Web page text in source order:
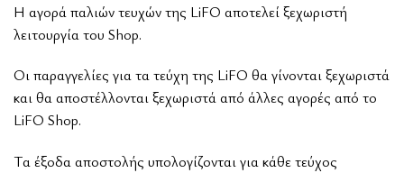
Η αγορά παλιών τευχών της LiFO αποτελεί ξεχωριστή
λειτουργία του Shop.
Οι παραγγελίες για τα τεύχη της LiFO θα γίνονται ξεχωριστά
και θα αποστέλλονται ξεχωριστά από άλλες αγορές από το
LiFO Shop.
Tα έξοδα αποστολής υπολογίζονται για κάθε τεύχος